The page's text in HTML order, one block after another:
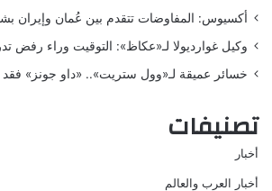
أكسيوس: المفاوضات تتقدم بين عُمان وإيران
وكيل غوارديولا لـ«عكاظ»: التوقيت وراء رفض
خسائر عميقة لـ«وول ستريت».. «داو جونز» فقد 580 نقطة
تصنيفات
أخبار
أخبار العرب والعالم